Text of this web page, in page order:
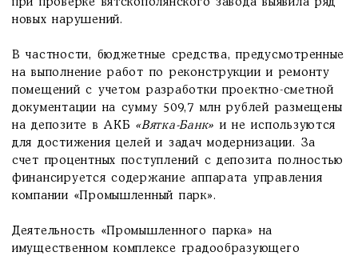
при проверке вятскополянского завода выявила ряд
новых нарушений.
В частности, бюджетные средства, предусмотренные
на выполнение работ по реконструкции и ремонту
помещений с учетом разработки проектно-сметной
документации на сумму 509,7 млн рублей размещены
на депозите в АКБ «Вятка-Банк» и не используются
для достижения целей и задач модернизации. За
счет процентных поступлений с депозита полностью
финансируется содержание аппарата управления
компании «Промышленный парк».
Деятельность «Промышленного парка» на
имущественном комплексе градообразующего